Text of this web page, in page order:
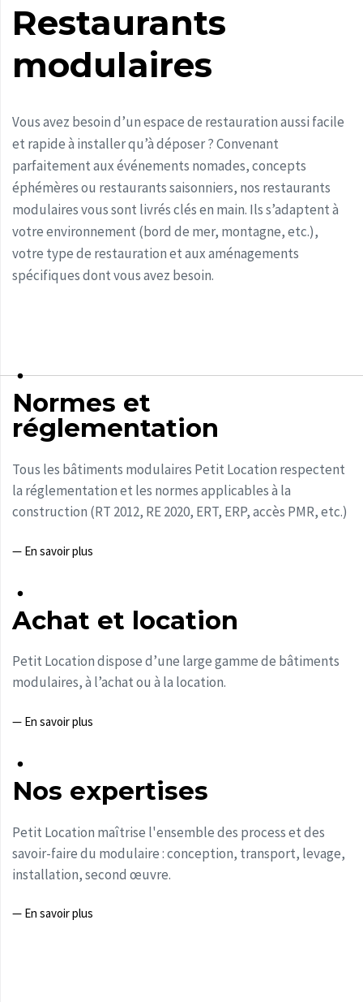
Restaurants
modulaires
Vous avez besoin d’un espace de restauration aussi facile
et rapide à installer qu’à déposer ? Convenant
parfaitement aux événements nomades, concepts
éphémères ou restaurants saisonniers, nos restaurants
modulaires vous sont livrés clés en main. Ils s’adaptent à
votre environnement (bord de mer, montagne, etc.),
votre type de restauration et aux aménagements
spécifiques dont vous avez besoin.
Normes et
réglementation
Tous les bâtiments modulaires Petit Location respectent
la réglementation et les normes applicables à la
construction (RT 2012, RE 2020, ERT, ERP, accès PMR, etc.)
— En savoir plus
Achat et location
Petit Location dispose d’une large gamme de bâtiments
modulaires, à l’achat ou à la location.
— En savoir plus
Nos expertises
Petit Location maîtrise l'ensemble des process et des
savoir-faire du modulaire : conception, transport, levage,
installation, second œuvre.
— En savoir plus